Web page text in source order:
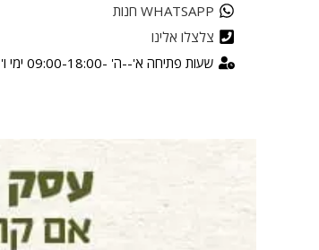
WHATSAPP חנות
צלצלו אלינו
שעות פתיחה א'--ה' -09:00-18:00 ימי ו' 09:00-14:00